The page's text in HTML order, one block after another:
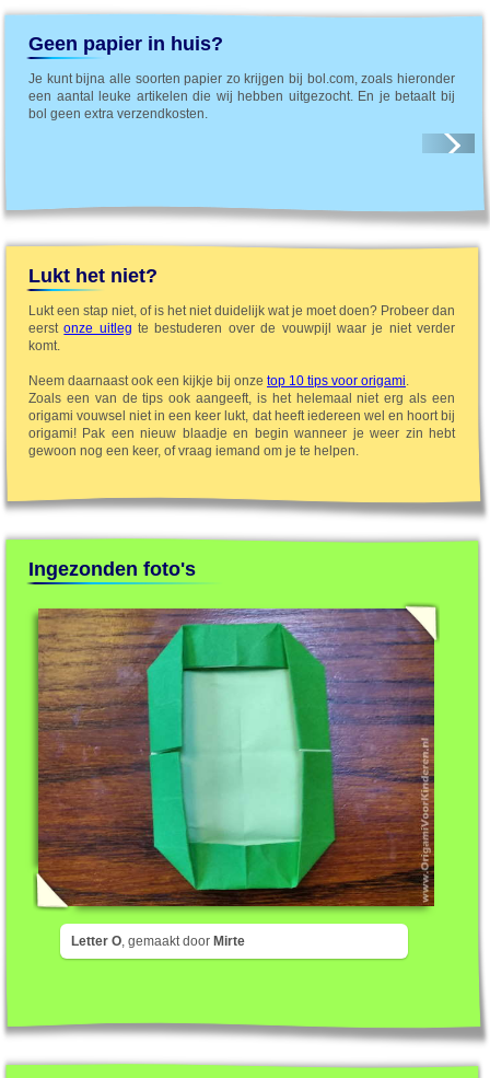
Geen papier in huis?
Je kunt bijna alle soorten papier zo krijgen bij bol.com, zoals hieronder
een aantal leuke artikelen die wij hebben uitgezocht. En je betaalt bij
bol geen extra verzendkosten.
Lukt het niet?
Lukt een stap niet, of is het niet duidelijk wat je moet doen? Probeer dan
eerstonze uitleg te bestuderen over de vouwpijl waar je niet verder
komt.
Neem daarnaast ook een kijkje bij onze top 10 tips voor origami.
Zoals een van de tips ook aangeeft, is het helemaal niet erg als een
origami vouwsel niet in een keer lukt, dat heeft iedereen wel en hoort bij
origami! Pak een nieuw blaadje en begin wanneer je weer zin hebt
gewoon nog een keer, of vraag iemand om je te helpen.
Ingezonden foto's
Letter O , gemaakt door Mirte
Makkelijk